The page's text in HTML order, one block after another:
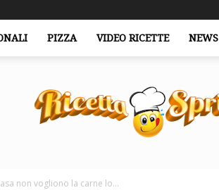
PIZZA VIDEO RICETTE NEWS
non vogliono la carne lo...